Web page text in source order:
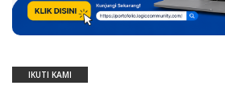
IKUTI KAMI